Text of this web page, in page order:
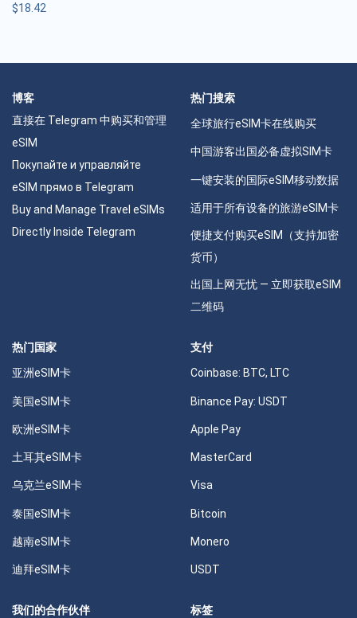
$18.42
博客
直接在 Telegram 中购买和管理
eSIM
Покупайте и управляйте
eSIM прямо в Telegram
Buy and Manage Travel eSIMs
Directly Inside Telegram
热门搜索
全球旅行eSIM卡在线购买
中国游客出国必备虚拟SIM卡
一键安装的国际eSIM移动数据
适用于所有设备的旅游eSIM卡
便捷支付购买eSIM（支持加密
货币）
出国上网无忧 — 立即获取eSIM
二维码
热门国家
亚洲eSIM卡
美国eSIM卡
欧洲eSIM卡
土耳其eSIM卡
乌克兰eSIM卡
泰国eSIM卡
越南eSIM卡
迪拜eSIM卡
支付
Coinbase: BTC, LTC
Binance Pay: USDT
Apple Pay
MasterCard
Visa
Bitcoin
Monero
USDT
我们的合作伙伴 标签